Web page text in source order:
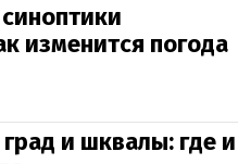
изменится погода
и шквалы: где и